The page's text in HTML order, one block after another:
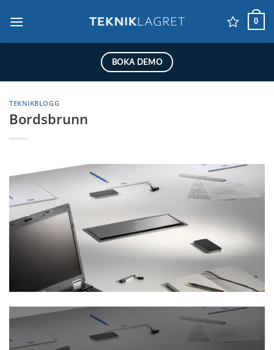
0
BOKA DEMO
TEKNIKBLOGG
Bordsbrunn